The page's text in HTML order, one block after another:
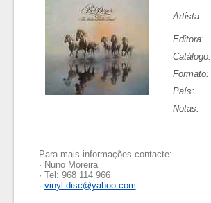
Artista:
Editora:
Catálogo:
Formato:
País:
Notas:
Para mais informações contacte:
· Nuno Moreira
· Tel: 968 114 966
· vinyl.disc@yahoo.com